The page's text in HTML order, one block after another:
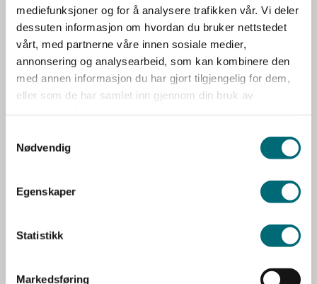
mediefunksjoner og for å analysere trafikken vår. Vi deler
dessuten informasjon om hvordan du bruker nettstedet
vårt, med partnerne våre innen sosiale medier,
annonsering og analysearbeid, som kan kombinere den
med annen informasjon du har gjort tilgjengelig for dem,
eller som de har samlet inn gjennom din bruk av
Nødvendig
Egenskaper
Statistikk
Markedsføring
innsats, jo mer utvikles det eksterne
økosystemet.
Bærekraft må være integrert i
alle aktiviteter, inklusive
forretnings- og digitale
strategier
økonomiske, sosiale og miljømessige forhold på
en måte som bidrar til langsiktig verdiskaping i
virksomheten.